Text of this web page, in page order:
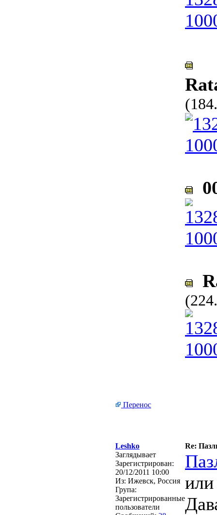
Перенос
Leshko
Re:
Заглядывает
Зарегистрирован:
20/12/2011 10:00
Из: Ижевск, Россия
Група:
Зарегистрированные
пользователи
или